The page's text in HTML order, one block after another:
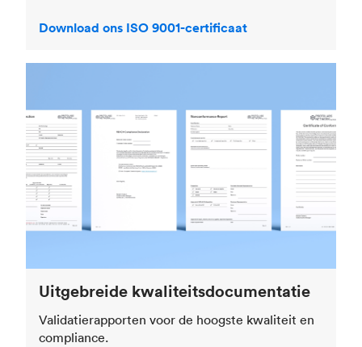
Download ons ISO 9001-certificaat
Uitgebreide kwaliteitsdocumentatie
Validatierapporten voor de hoogste kwaliteit en
compliance.